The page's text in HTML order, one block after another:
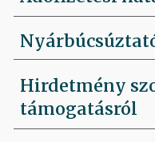
Hirdetmény
támogatásról